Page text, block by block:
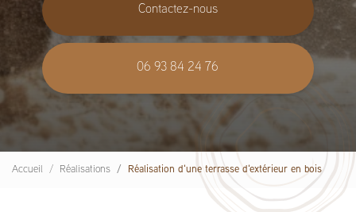
Contactez-nous
06 93 84 24 76
Accueil Réalisations Réalisation d'une terrasse d'extérieur en bois